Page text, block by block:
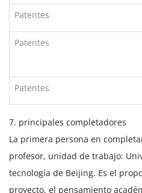
Patentes
Patentes
Patentes
7. principales completadores
La primera persona en
profesor, unidad de trabajo:
tecnología de Beijing. Es el
proyecto, el pensamiento